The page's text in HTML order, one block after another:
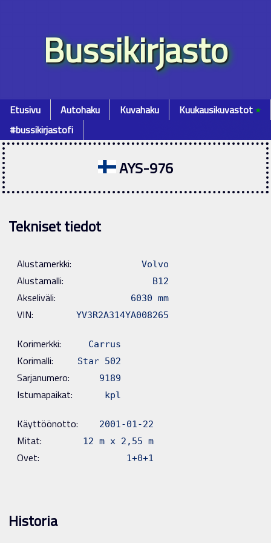
Bussikirjasto
Etusivu Autohaku Kuvahaku Kuukausikuvastot٭
#bussikirjastofi
AYS-976
Tekniset tiedot
Alustamerkki: Volvo
Alustamalli: B12
Akseliväli: 6030 mm
VIN: YV3R2A314YA008265
Korimerkki: Carrus
Korimalli: Star 502
Sarjanumero: 9189
Istumapaikat: kpl
Käyttöönotto: 2001-01-22
Mitat: 12 m x 2,55 m
Ovet: 1+0+1
Historia